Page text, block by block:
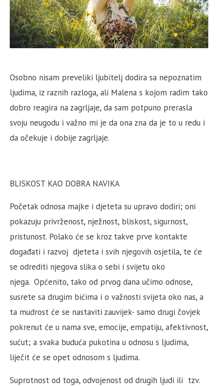
Osobno nisam preveliki ljubitelj dodira sa nepoznatim
ljudima, iz raznih razloga, ali Malena s kojom radim tako
dobro reagira na zagrljaje, da sam potpuno prerasla
svoju neugodu i važno mi je da ona zna da je to u redu i
da očekuje i dobije zagrljaje.
BLISKOST KAO DOBRA NAVIKA
Početak odnosa majke i djeteta su upravo dodiri; oni
pokazuju privrženost, nježnost, bliskost, sigurnost,
pristunost. Polako će se kroz takve prve kontakte
događati i razvoj djeteta i svih njegovih osjetila, te će
se odrediti njegova slika o sebi i svijetu oko
njega. Općenito, tako od prvog dana učimo odnose,
susrete sa drugim bićima i o važnosti svijeta oko nas, a
ta mudrost će se nastaviti zauvijek- samo drugi čovjek
pokrenut će u nama sve, emocije, empatiju, afektivnost,
sućut; a svaka buduća pukotina u odnosu s ljudima,
liječit će se opet odnosom s ljudima.
Suprotnost od toga, odvojenost od drugih ljudi ili tzv.